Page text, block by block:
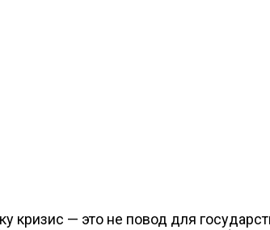
кризис — это не повод для